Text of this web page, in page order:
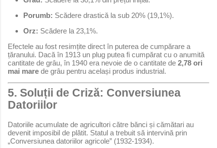
Porumb: Scădere drastică la sub 20% (19,1%).
Orz: Scădere la 23,1%.
Efectele au fost resimțite direct în puterea de cumpărare a
țăranului. Dacă în 1913 un plug putea fi cumpărat cu o anumită
cantitate de grâu, în 1940 era nevoie de o cantitate de 2,78 ori
mai mare de grâu pentru același produs industrial.
5. Soluții de Criză: Conversiunea
Datoriilor
Datoriile acumulate de agricultori către bănci și cămătari au
devenit imposibil de plătit. Statul a trebuit să intervină prin
„Conversiunea datoriilor agricole” (1932-1934).